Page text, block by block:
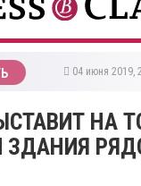
04 июня 2019,
НА
ЗДАНИЯ